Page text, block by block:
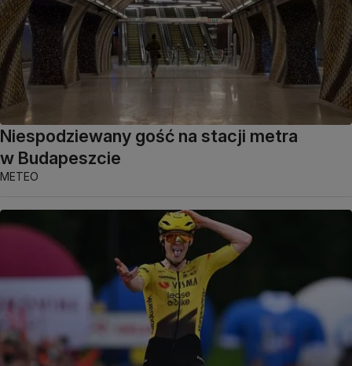
Niespodziewany gość na stacji metra
w Budapeszcie
METEO